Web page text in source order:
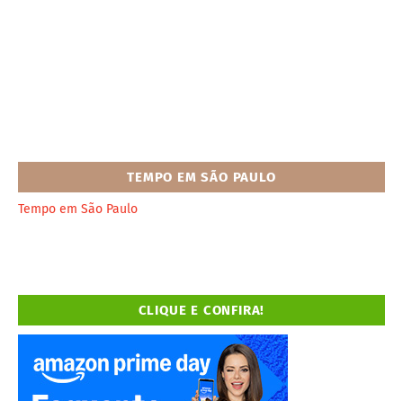
TEMPO EM SÃO PAULO
Tempo em São Paulo
CLIQUE E CONFIRA!